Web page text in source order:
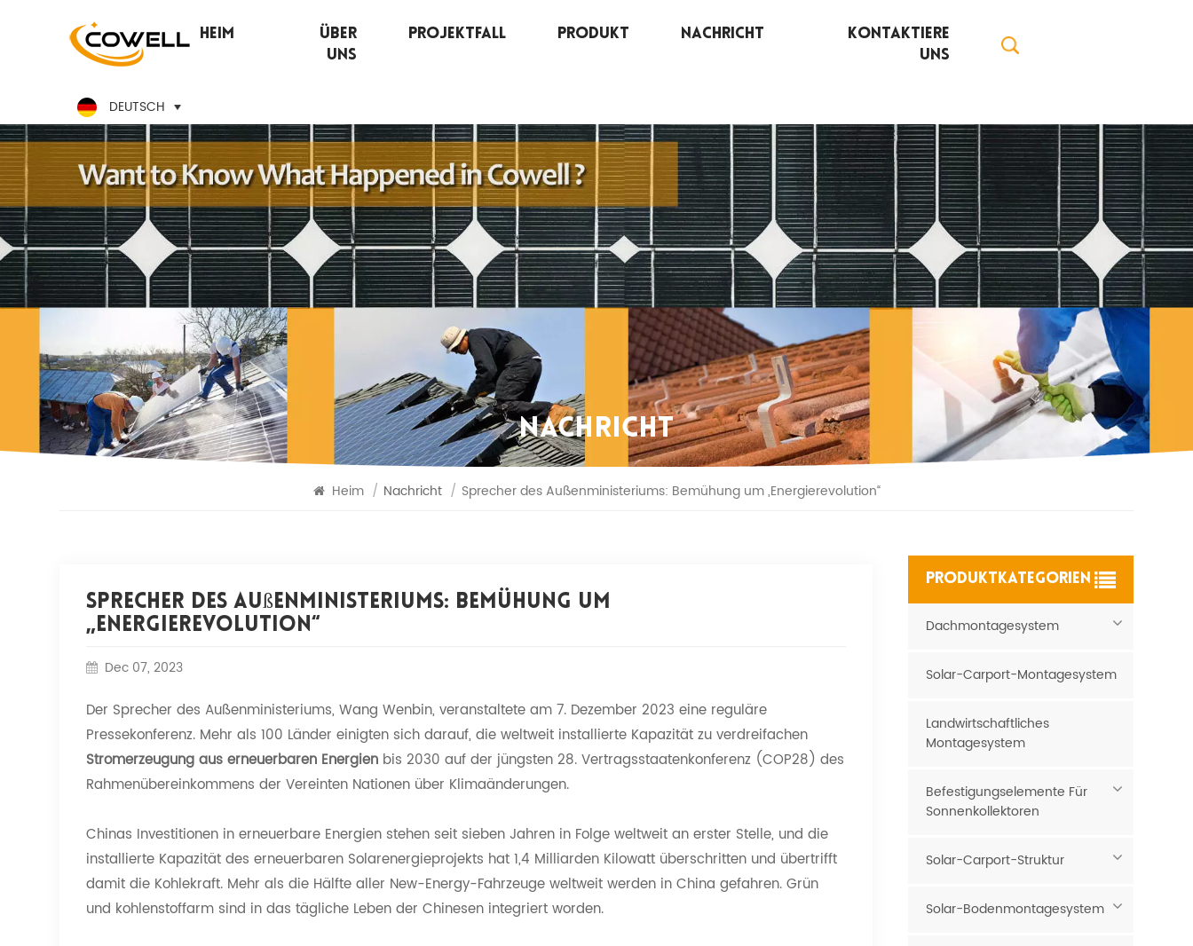
Heim
Über
Uns
Projektfall Produkt Nachricht
Kontaktiere
Uns
DEUTSCH
NACHRICHT
Heim / Nachricht / Sprecher des Außenministeriums: Bemühung um „Energierevolution“
Sprecher Des Außenministeriums: Bemühung Um
„Energierevolution“
Dec 07, 2023
Der Sprecher des Außenministeriums, Wang Wenbin, veranstaltete am 7. Dezember 2023 eine reguläre
Pressekonferenz. Mehr als 100 Länder einigten sich darauf, die weltweit installierte Kapazität zu verdreifachen
Stromerzeugung aus erneuerbaren Energien bis 2030 auf der jüngsten 28. Vertragsstaatenkonferenz (COP28) des
Rahmenübereinkommens der Vereinten Nationen über Klimaänderungen.
Chinas Investitionen in erneuerbare Energien stehen seit sieben Jahren in Folge weltweit an erster Stelle, und die
installierte Kapazität des erneuerbaren Solarenergieprojekts hat 1,4 Milliarden Kilowatt überschritten und übertrifft
damit die Kohlekraft. Mehr als die Hälfte aller New-Energy-Fahrzeuge weltweit werden in China gefahren. Grün
und kohlenstoffarm sind in das tägliche Leben der Chinesen integriert worden.
PRODUKTKATEGORIEN
Dachmontagesystem
Solar-Carport-Montagesystem
Landwirtschaftliches
Montagesystem
Befestigungselemente Für
Sonnenkollektoren
Solar-Carport-Struktur
Solar-Bodenmontagesystem